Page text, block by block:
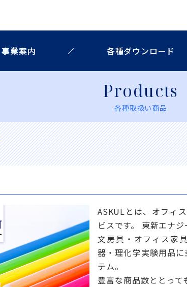
事業案内 各種ダウンロード
Products
各種取扱い商品
ASKULとは、オフィ
ビスです。 東新エナ
文房具・オフィス家
器・理化学実験用品
テム。
豊富な商品数ととっ